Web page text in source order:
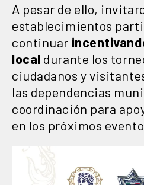
A pesar de ello,
establecimientos
continuar
local durante los
ciudadanos y
las dependencias
coordinación para
en los próximos